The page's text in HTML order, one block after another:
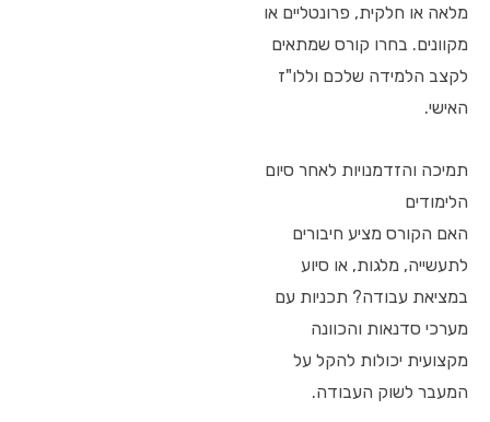
מלאה או חלקית, פרונטליים או
מקוונים. בחרו קורס שמתאים
לקצב הלמידה שלכם וללו"ז
האישי.
תמיכה והזדמנויות לאחר סיום
הלימודים
האם הקורס מציע חיבורים
לתעשייה, מלגות, או סיוע
במציאת עבודה? תכניות עם
מערכי סדנאות והכוונה
מקצועית יכולות להקל על
המעבר לשוק העבודה.